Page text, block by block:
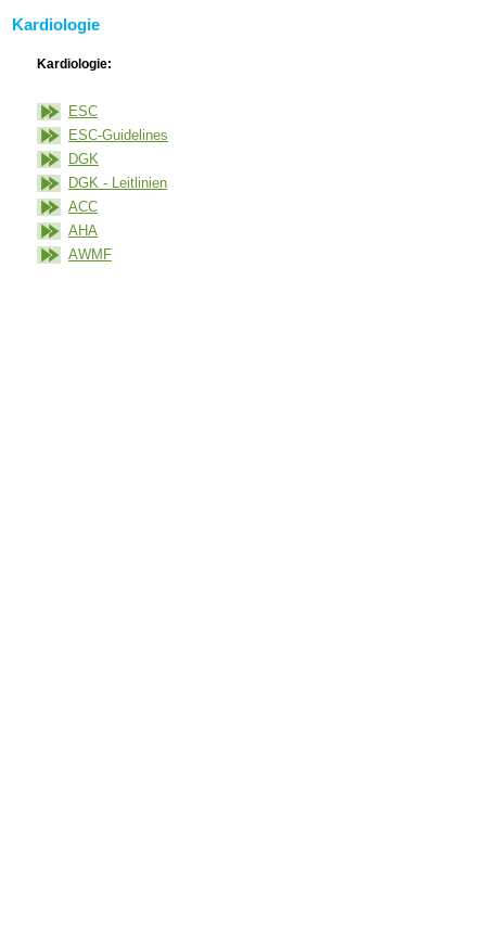
Kardiologie
Kardiologie:
ESC
ESC-Guidelines
DGK
DGK - Leitlinien
ACC
AHA
AWMF